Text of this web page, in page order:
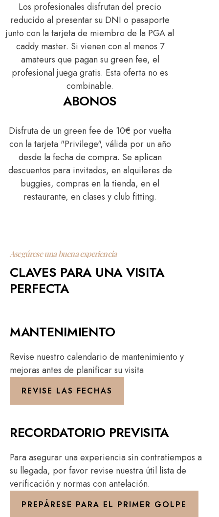
Los profesionales disfrutan del precio
reducido al presentar su DNI o pasaporte
junto con la tarjeta de miembro de la PGA al
caddy master. Si vienen con al menos 7
amateurs que pagan su green fee, el
profesional juega gratis. Esta oferta no es
combinable.
ABONOS
Disfruta de un green fee de 10€ por vuelta
con la tarjeta "Privilege", válida por un año
desde la fecha de compra. Se aplican
descuentos para invitados, en alquileres de
buggies, compras en la tienda, en el
restaurante, en clases y club fitting.
Asegúrese una buena experiencia
CLAVES PARA UNA VISITA
PERFECTA
MANTENIMIENTO
Revise nuestro calendario de mantenimiento y
mejoras antes de planificar su visita
REVISE LAS FECHAS
RECORDATORIO PREVISITA
Para asegurar una experiencia sin contratiempos a
su llegada, por favor revise nuestra útil lista de
verificación y normas con antelación.
PREPÁRESE PARA EL PRIMER GOLPE